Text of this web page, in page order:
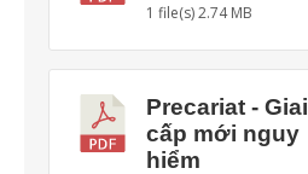
1 file(s)2.74 MB
Precariat - Giai
cấp mới nguy
hiểm